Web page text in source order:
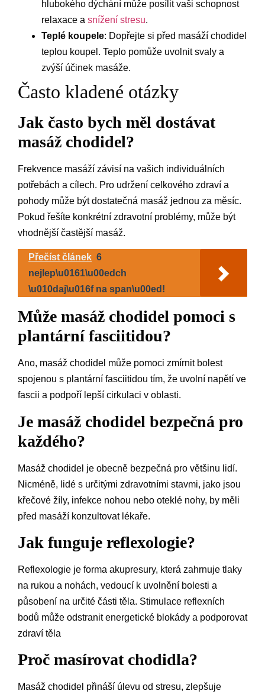
hlubokého dýchání může posílit vaši schopnost
relaxace a snížení stresu.
Teplé koupele: Dopřejte si před masáží chodidel
teplou koupel. Teplo pomůže uvolnit svaly a
zvýší účinek masáže.
Často kladené otázky
Jak často bych měl dostávat
masáž chodidel?
Frekvence masáží závisí na vašich individuálních
potřebách a cílech. Pro udržení celkového zdraví a
pohody může být dostatečná masáž jednou za měsíc.
Pokud řešíte konkrétní zdravotní problémy, může být
vhodnější častější masáž.
Přečíst článek 6
nejlep\u0161\u00edch
\u010daj\u016f na span\u00ed!
Může masáž chodidel pomoci s
plantární fasciitidou?
Ano, masáž chodidel může pomoci zmírnit bolest
spojenou s plantární fasciitidou tím, že uvolní napětí ve
fascii a podpoří lepší cirkulaci v oblasti.
Je masáž chodidel bezpečná pro
každého?
Masáž chodidel je obecně bezpečná pro většinu lidí.
Nicméně, lidé s určitými zdravotními stavmi, jako jsou
křečové žíly, infekce nohou nebo oteklé nohy, by měli
před masáží konzultovat lékaře.
Jak funguje reflexologie?
Reflexologie je forma akupresury, která zahrnuje tlaky
na rukou a nohách, vedoucí k uvolnění bolesti a
působení na určité části těla. Stimulace reflexních
bodů může odstranit energetické blokády a podporovat
zdraví těla
Proč masírovat chodidla?
Masáž chodidel přináší úlevu od stresu, zlepšuje